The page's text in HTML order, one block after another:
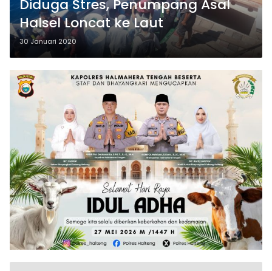
Diduga Stres, Penumpang Asal
Halsel Loncat ke Laut
30 Januari 2020